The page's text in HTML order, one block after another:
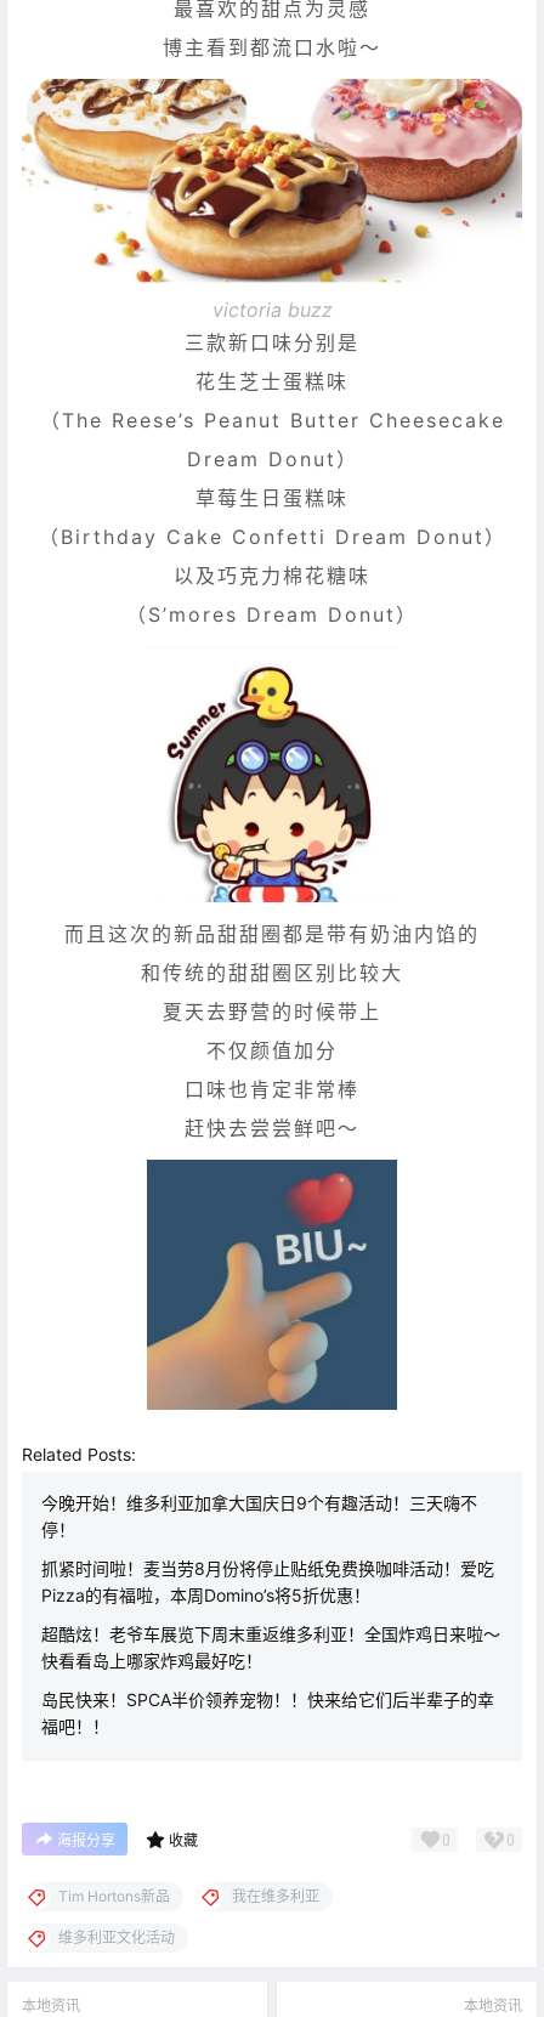
最喜欢的甜点为灵感
博主看到都流口水啦～
victoria buzz
三款新口味分别是
花生芝士蛋糕味
（The Reese’s Peanut Butter Cheesecake
Dream Donut）
草莓生日蛋糕味
（Birthday Cake Confetti Dream Donut）
以及巧克力棉花糖味
（S’mores Dream Donut）
而且这次的新品甜甜圈都是带有奶油内馅的
和传统的甜甜圈区别比较大
夏天去野营的时候带上
不仅颜值加分
口味也肯定非常棒
赶快去尝尝鲜吧～
Related Posts:
今晚开始！维多利亚加拿大国庆日9个有趣活动！三天嗨不
停！
抓紧时间啦！麦当劳8月份将停止贴纸免费换咖啡活动！爱吃
Pizza的有福啦，本周Domino’s将5折优惠！
超酷炫！老爷车展览下周末重返维多利亚！全国炸鸡日来啦～
快看看岛上哪家炸鸡最好吃！
岛民快来！SPCA半价领养宠物！！快来给它们后半辈子的幸
福吧！！
海报分享 收藏 0 0
Tim Hortons新品 我在维多利亚
维多利亚文化活动
本地资讯 本地资讯